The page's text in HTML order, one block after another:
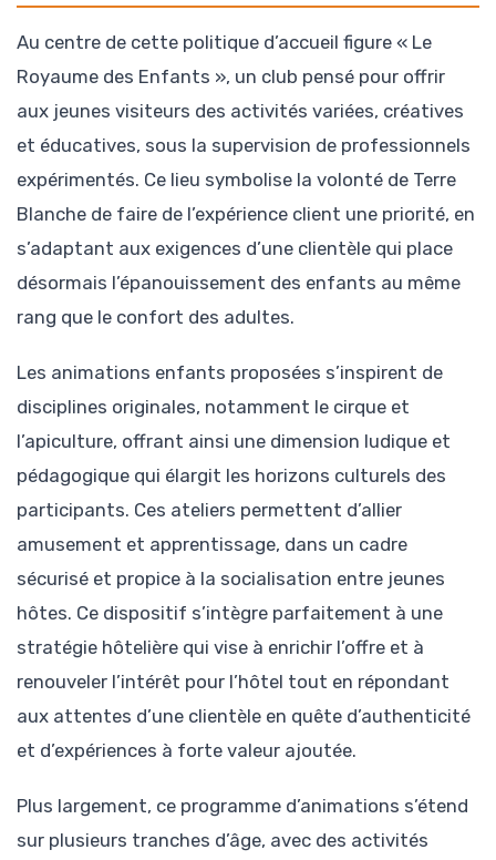
Au centre de cette politique d’accueil figure « Le
Royaume des Enfants », un club pensé pour offrir
aux jeunes visiteurs des activités variées, créatives
et éducatives, sous la supervision de professionnels
expérimentés. Ce lieu symbolise la volonté de Terre
Blanche de faire de l’expérience client une priorité, en
s’adaptant aux exigences d’une clientèle qui place
désormais l’épanouissement des enfants au même
rang que le confort des adultes.
Les animations enfants proposées s’inspirent de
disciplines originales, notamment le cirque et
l’apiculture, offrant ainsi une dimension ludique et
pédagogique qui élargit les horizons culturels des
participants. Ces ateliers permettent d’allier
amusement et apprentissage, dans un cadre
sécurisé et propice à la socialisation entre jeunes
hôtes. Ce dispositif s’intègre parfaitement à une
stratégie hôtelière qui vise à enrichir l’offre et à
renouveler l’intérêt pour l’hôtel tout en répondant
aux attentes d’une clientèle en quête d’authenticité
et d’expériences à forte valeur ajoutée.
Plus largement, ce programme d’animations s’étend
sur plusieurs tranches d’âge, avec des activités